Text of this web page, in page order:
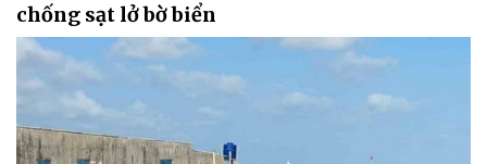
chống sạt lở bờ biển